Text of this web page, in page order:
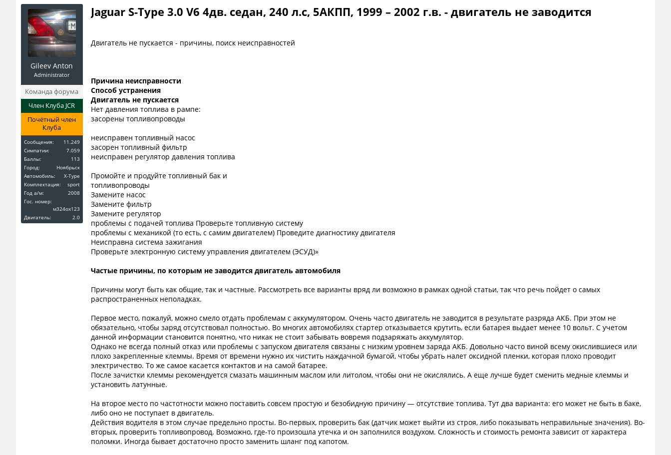
Gileev Anton
Administrator
Команда форума
Член Клуба JCR
Почётный член
Клуба
Сообщения:
11.249
Симпатии:
7.059
Баллы:
113
Город:
Ноябрьск
Автомобиль:
X-Type
Комплектация:
sport
Год a/м:
2008
Гос. номер:
м324ох123
Двигатель:
2.0
Jaguar S-Type 3.0 V6 4дв. седан, 240 л.с, 5АКПП, 1999 – 2002 г.в. - двигатель не заводится
Двигатель не пускается - причины, поиск неисправностей
Причина неисправности
Способ устранения
Двигатель не пускается
Нет давления топлива в рампе:
засорены топливопроводы
неисправен топливный насос
засорен топливный фильтр
неисправен регулятор давления топлива
Промойте и продуйте топливный бак и
топливопроводы
Замените насос
Замените фильтр
Замените регулятор
проблемы с подачей топлива Проверьте топливную систему
проблемы с механикой (то есть, с самим двигателем) Проведите диагностику двигателя
Неисправна система зажигания
Проверьте электронную систему управления двигателем (ЭСУД)»
Частые причины, по которым не заводится двигатель автомобиля
Причины могут быть как общие, так и частные. Рассмотреть все варианты вряд ли возможно в рамках одной статьи, так что речь пойдет о самых
распространенных неполадках.
Первое место, пожалуй, можно смело отдать проблемам с аккумулятором. Очень часто двигатель не заводится в результате разряда АКБ. При этом не
обязательно, чтобы заряд отсутствовал полностью. Во многих автомобилях стартер отказывается крутить, если батарея выдает менее 10 вольт. С учетом
данной информации становится понятно, что никак не стоит забывать вовремя подзаряжать аккумулятор.
Однако не всегда полный отказ или проблемы с запуском двигателя связаны с низким уровнем заряда АКБ. Довольно часто виной всему окислившиеся или
плохо закрепленные клеммы. Время от времени нужно их чистить наждачной бумагой, чтобы убрать налет оксидной пленки, которая плохо проводит
электричество. То же самое касается контактов и на самой батарее.
После зачистки клеммы рекомендуется смазать машинным маслом или литолом, чтобы они не окислялись. А еще лучше будет сменить медные клеммы и
установить латунные.
На второе место по частотности можно поставить совсем простую и безобидную причину — отсутствие топлива. Тут два варианта: его может не быть в баке,
либо оно не поступает в двигатель.
Действия водителя в этом случае предельно просты. Во-первых, проверить бак (датчик может выйти из строя, либо показывать неправильные значения). Во-
вторых, проверить топливопровод. Возможно, где-то произошла утечка и он заполнился воздухом. Сложность и стоимость ремонта зависит от характера
поломки. Иногда бывает достаточно просто заменить шланг под капотом.